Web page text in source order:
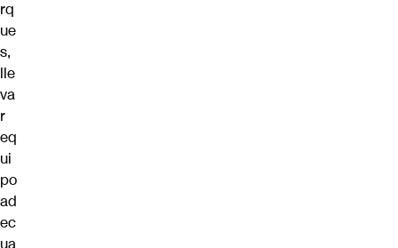
rq
ue
s,
lle
va
r
eq
ui
po
ad
ec